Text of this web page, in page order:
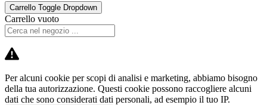
Carrello Toggle Dropdown
Carrello vuoto
Per alcuni cookie per scopi di analisi e marketing, abbiamo bisogno
della tua autorizzazione. Questi cookie possono raccogliere alcuni
dati che sono considerati dati personali, ad esempio il tuo IP.